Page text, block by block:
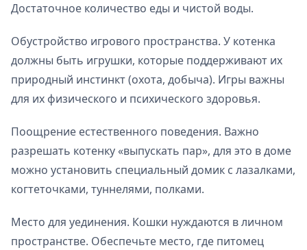
Достаточное количество еды и чистой воды.
Обустройство игрового пространства. У котенка
должны быть игрушки, которые поддерживают их
природный инстинкт (охота, добыча). Игры важны
для их физического и психического здоровья.
Поощрение естественного поведения. Важно
разрешать котенку «выпускать пар», для это в доме
можно установить специальный домик с лазалками,
когтеточками, туннелями, полками.
Место для уединения. Кошки нуждаются в личном
пространстве. Обеспечьте место, где питомец